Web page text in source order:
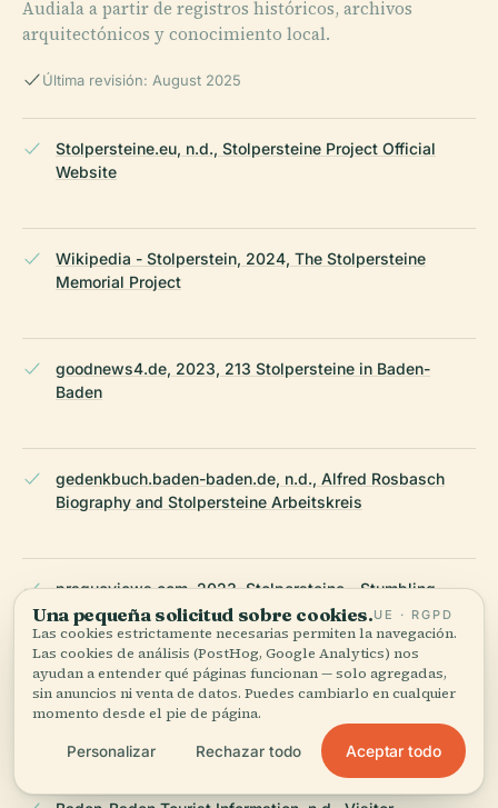
Audiala a partir de registros históricos, archivos
arquitectónicos y conocimiento local.
Última revisión: August 2025
Stolpersteine.eu, n.d., Stolpersteine Project Official
Website
Wikipedia - Stolperstein, 2024, The Stolpersteine
Memorial Project
goodnews4.de, 2023, 213 Stolpersteine in Baden-
Baden
gedenkbuch.baden-baden.de, n.d., Alfred Rosbasch
Biography and Stolpersteine Arbeitskreis
pragueviews.com, 2023, Stolpersteine - Stumbling
Stones
claudiatravels.com, 2023, Stumbling Stones of Baden-
Baden
Una pequeña solicitud sobre cookies.UE · RGPD
Las cookies estrictamente necesarias permiten la navegación.
Las cookies de análisis (PostHog, Google Analytics) nos
ayudan a entender qué páginas funcionan — solo agregadas,
sin anuncios ni venta de datos. Puedes cambiarlo en cualquier
momento desde el pie de página.
Personalizar Rechazar todo Aceptar todo